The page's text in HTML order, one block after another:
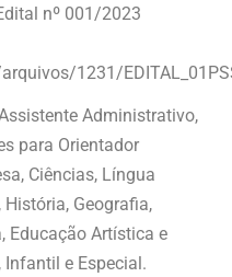
nº 001/2023
1231/
Administrativo,
para Orientador
Ciências, Língua
Geografia,
Educação Artística e
e Especial.